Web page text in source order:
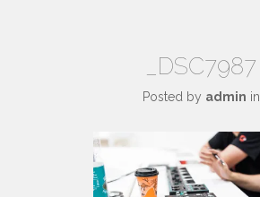
_DSC7987
Posted by admin in